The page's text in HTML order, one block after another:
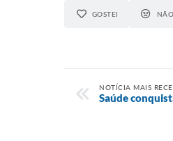
GOSTEI
NOTÍCIA MAIS
Saúde